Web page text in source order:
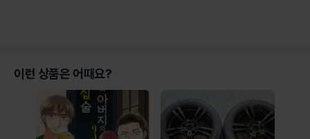
이런 상품은 어때요?